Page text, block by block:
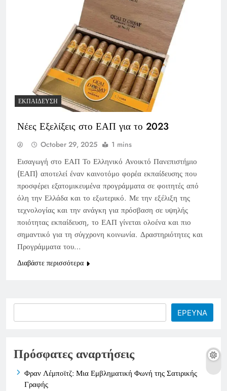
ΕΚΠΑΊΔΕΥΣΗ
Νέες Εξελίξεις στο ΕΑΠ για το 2023
October 29, 2025 1 mins
Εισαγωγή στο ΕΑΠ Το Ελληνικό Ανοικτό Πανεπιστήμιο
(ΕΑΠ) αποτελεί έναν καινοτόμο φορέα εκπαίδευσης που
προσφέρει εξατομικευμένα προγράμματα σε φοιτητές από
όλη την Ελλάδα και το εξωτερικό. Με την εξέλιξη της
τεχνολογίας και την ανάγκη για πρόσβαση σε υψηλής
ποιότητας εκπαίδευση, το ΕΑΠ γίνεται ολοένα και πιο
σημαντικό για τη σύγχρονη κοινωνία. Δραστηριότητες και
Προγράμματα του…
Διαβάστε περισσότερα
ΕΡΕΥΝΑ
Πρόσφατες αναρτήσεις
Φραν Λέμποϊτζ: Μια Εμβληματική Φωνή της Σατιρικής
Γραφής